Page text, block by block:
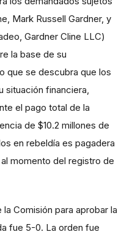
Mark Russell Gardner, y
Gardner Cline LLC)
la base de su
que se descubra que los
situación financiera,
el pago total de la
de $10.2 millones de
en rebeldía es pagadera
momento del registro de
Comisión para aprobar la
fue 5-0. La orden fue